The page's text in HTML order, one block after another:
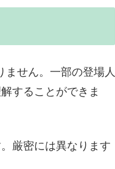
ません。一部の登場人
することができま
厳密には異なります